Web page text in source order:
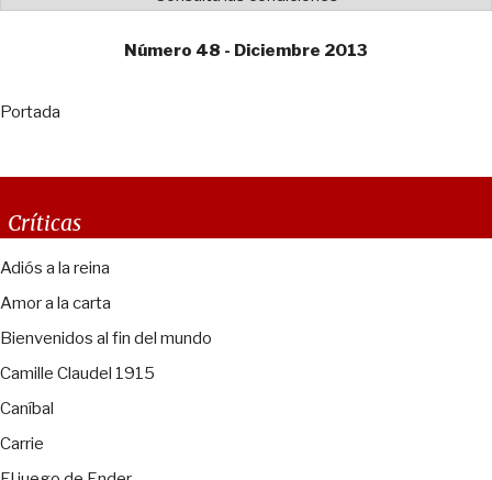
Número 48 - Diciembre 2013
Portada
Críticas
Adiós a la reina
Amor a la carta
Bienvenidos al fin del mundo
Camille Claudel 1915
Caníbal
Carrie